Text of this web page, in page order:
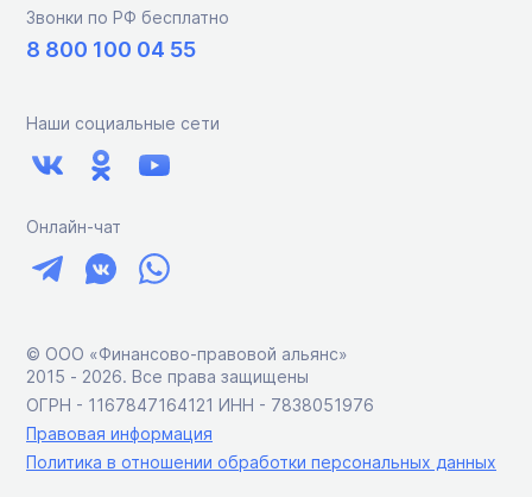
Звонки по РФ бесплатно
8 800 100 04 55
Наши социальные сети
Онлайн-чат
© ООО «Финансово-правовой альянс»
2015 ‑ 2026. Все права защищены
ОГРН - 1167847164121 ИНН - 7838051976
Правовая информация
Политика в отношении обработки персональных данных